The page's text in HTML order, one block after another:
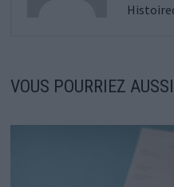
VOUS POURRIEZ